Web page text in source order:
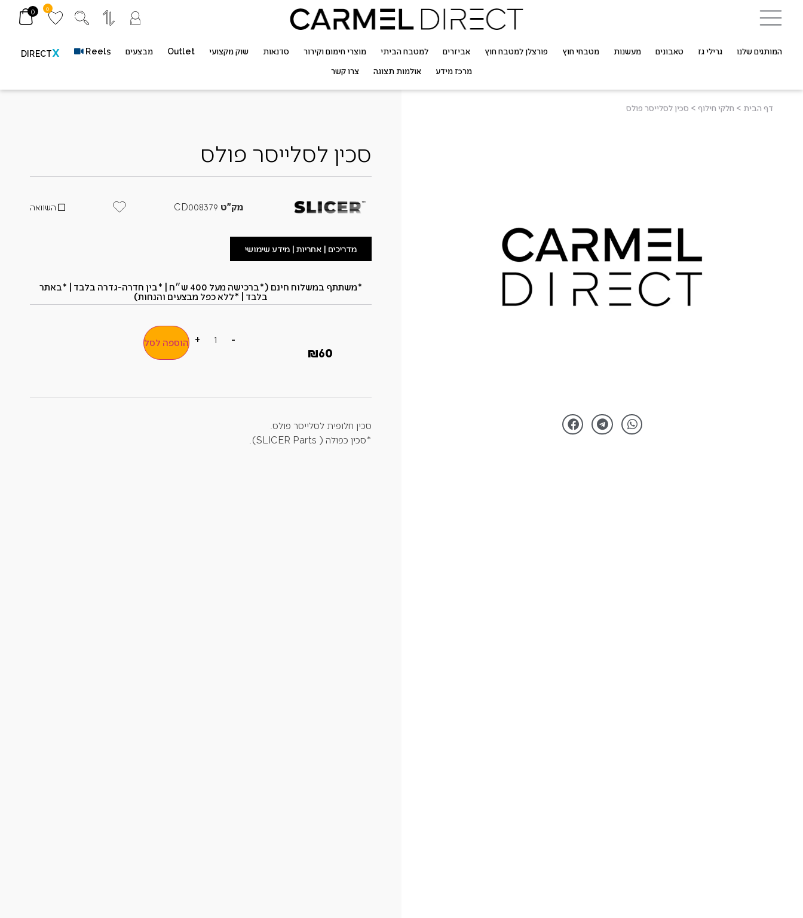
0
0
המותגים שלנו גרילי גז טאבונים מעשנות מטבחי חוץ פורצלן למטבח חוץ אביזרים למטבח הביתי מוצרי חימום וקירור סדנאות שוק מקצועי Outlet מבצעים Reels
DIRECTX
מרכז מידע אולמות תצוגה צרו קשר
דף הבית > חלקי חילוף > סכין לסלייסר פולס
סכין לסלייסר פולס
מק"ט השוואה
מדריכים | אחריות | מידע שימושי
*משתתף במשלוח חינם (*ברכישה מעל 400 ש״ח​ | *בין חדרה-גדרה בלבד | *באתר
בלבד | *ללא כפל מבצעים והנחות)
₪60
-
+ הוספה לסל
סכין חלופית לסלייסר פולס.
*סכין כפולה ( SLICER Parts).